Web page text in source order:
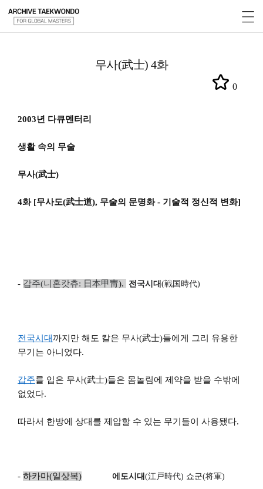
무사(武士) 4화
0
2003년 다큐멘터리
생활 속의 무술
무사(武士)
4화 [무사도(武士道), 무술의 문명화- 기술적 정신적 변화]
- 갑주(니혼캇츄: 日本甲冑). 전국시대 (戦国 時代)
전국시대 까지만 해도 칼은 무사(武士)들에게 그리 유용한
무기는 아니었다.
갑주를 입은 무사(武士)들은 몸놀림에 제약을 받을 수밖에
없었다.
따라서 한방에 상대를 제압할 수 있는 무기들이 사용됐다.
- 하카마(일상복) 에도시대 (江戸時代) 쇼군(将軍)